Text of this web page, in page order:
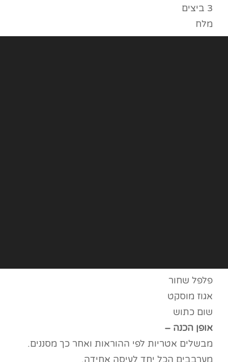
3 ביצים
מלח
פלפל שחור
אגוז מוסקט
שום כתוש
אופן הכנה –
מבשלים אטריות לפי ההוראות ואחר כך מסננים.
מערבבים הכל יחד לעיסה אחידה.